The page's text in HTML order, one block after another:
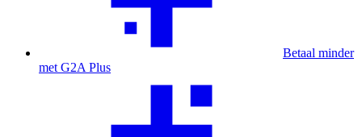
Betaal minder
met G2A Plus